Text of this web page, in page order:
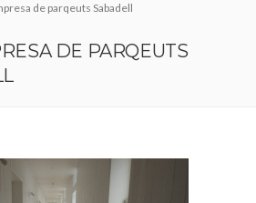
de parqeuts Sabadell
DE PARQEUTS